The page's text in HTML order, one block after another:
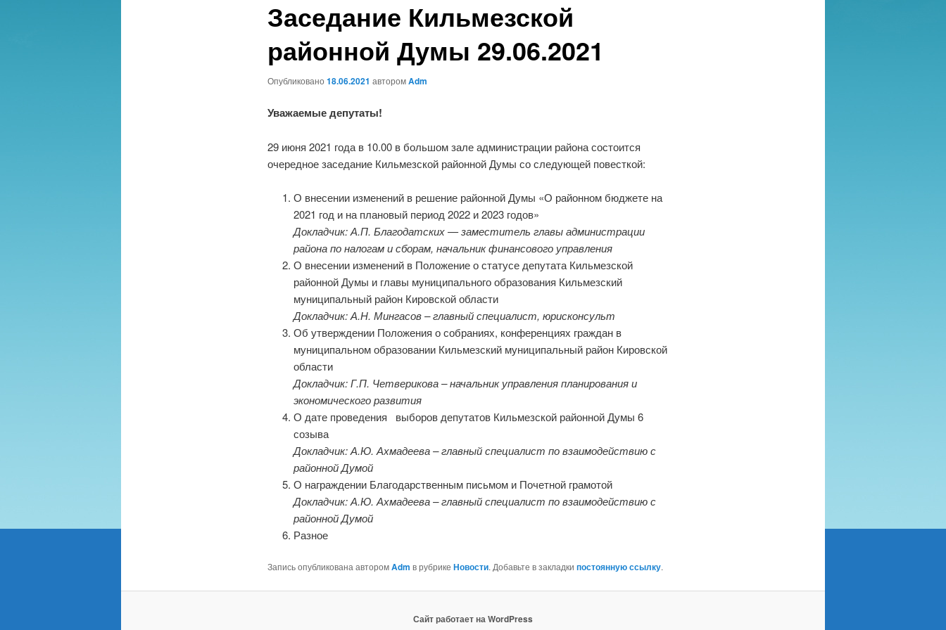
Заседание Кильмезской
районной Думы 29.06.2021
Опубликовано 18.06.2021 авторомAdm
Уважаемые депутаты!
29 июня 2021 года в 10.00 в большом зале администрации района состоится
очередное заседание Кильмезской районной Думы со следующей повесткой:
О внесении изменений в решение районной Думы «О районном бюджете на
2021 год и на плановый период 2022 и 2023 годов»
Докладчик: А.П. Благодатских — заместитель главы администрации
районапо налогам и сборам, начальник финансового управления
О внесении изменений в Положение о статусе депутата Кильмезской
районной Думы и главы муниципального образования Кильмезский
муниципальный район Кировской области
Докладчик: А.Н. Мингасов – главный специалист, юрисконсульт
Об утверждении Положения о собраниях, конференциях граждан в
муниципальном образовании Кильмезский муниципальный район Кировской
области
Докладчик: Г.П. Четверикова – начальник управления планирования и
экономического развития
О дате проведения выборов депутатов Кильмезской районной Думы 6
созыва
Докладчик: А.Ю. Ахмадеева – главный специалист по взаимодействию с
районной Думой
О награждении Благодарственным письмом и Почетной грамотой
Докладчик: А.Ю. Ахмадеева – главный специалист по взаимодействию с
районной Думой
Разное
Запись опубликована авторомAdm в рубрике Новости. Добавьте в закладки постоянную ссылку.
Сайт работает на WordPress